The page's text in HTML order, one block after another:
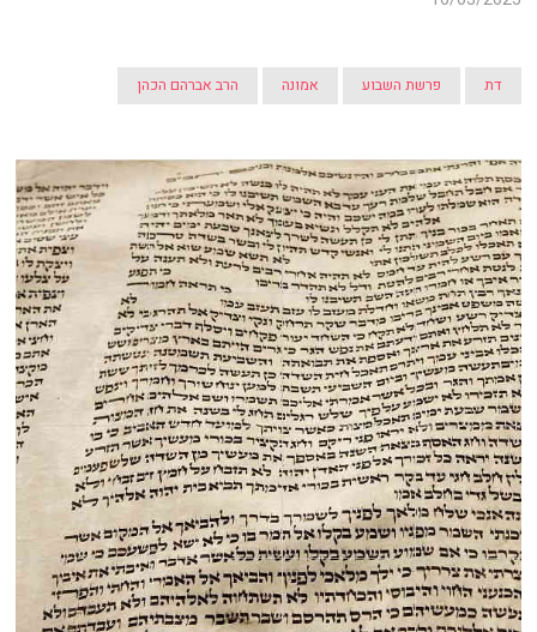
דת פרשת השבוע אמונה הרב אברהם הכהן